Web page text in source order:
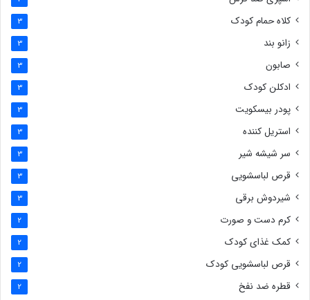
کلاه حمام کودک 3
زانو بند 3
صابون 3
ادکلن کودک 3
پودر بیسکویت 3
استریل کننده 3
سر شیشه شیر 3
قرص لباسشویی 3
شیردوش برقی 3
کرم دست و صورت 2
کمک غذای کودک 2
قرص لباسشویی کودک 2
قطره ضد نفخ 2